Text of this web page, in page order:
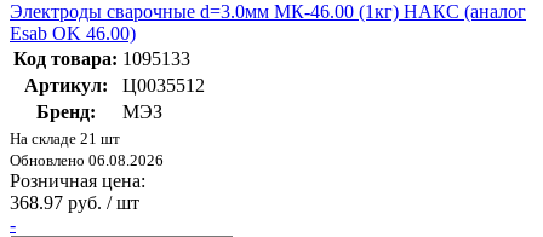
Электроды сварочные d=3.0мм МК-46.00 (1кг) НАКС (аналог
Esab OK 46.00)
Код товара: 1095133
Артикул:
Ц0035512
Бренд:
МЭЗ
На складе 21 шт
Обновлено 06.08.2026
Розничная цена:
368.97 руб. / шт
-